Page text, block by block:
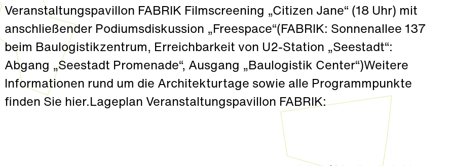
Veranstaltungspavillon FABRIK Filmscreening „Citizen Jane“ (18 Uhr) mit
anschließender Podiumsdiskussion „Freespace“(FABRIK: Sonnenallee 137
beim Baulogistikzentrum, Erreichbarkeit von U2-Station „Seestadt“:
Abgang „Seestadt Promenade“, Ausgang „Baulogistik Center“)Weitere
Informationen rund um die Architekturtage sowie alle Programmpunkte
finden Sie hier.Lageplan Veranstaltungspavillon FABRIK: